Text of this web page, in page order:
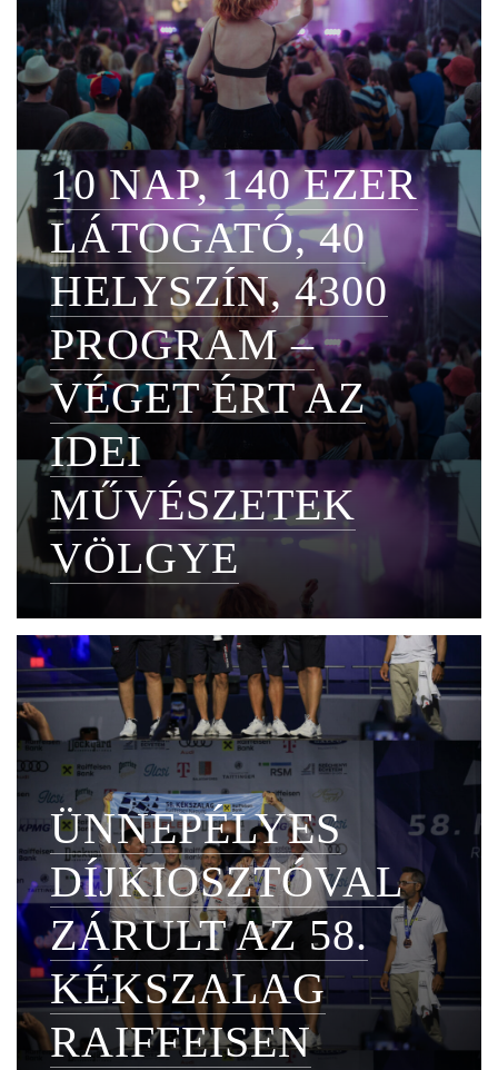
10 NAP, 140 EZER
LÁTOGATÓ, 40
HELYSZÍN, 4300
PROGRAM –
VÉGET ÉRT AZ
IDEI
MŰVÉSZETEK
VÖLGYE
ÜNNEPÉLYES
DÍJKIOSZTÓVAL
ZÁRULT AZ 58.
KÉKSZALAG
RAIFFEISEN